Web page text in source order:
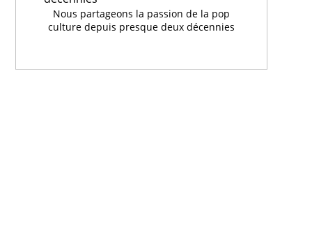
Nous partageons la passion de la pop
culture depuis presque deux décennies